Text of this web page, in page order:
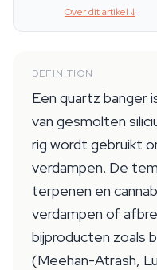
Over dit artikel ↓
DEFINITION
Een quartz banger
van gesmolten
rig wordt gebruikt
verdampen. De
terpenen en
verdampen of
bijproducten zoals
(Meehan-Atrash,